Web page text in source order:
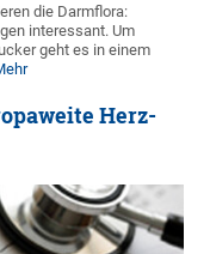
die Darmflora:
interessant. Um
geht es in einem
Herz-